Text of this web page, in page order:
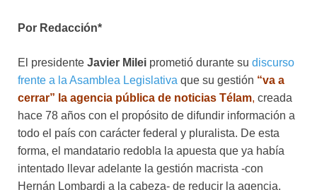
Por Redacción*
El presidente Javier Milei prometió durante su discurso
frente a la Asamblea Legislativa que su gestión “va a
cerrar” la agencia pública de noticias Télam, creada
hace 78 años con el propósito de difundir información a
todo el país con carácter federal y pluralista. De esta
forma, el mandatario redobla la apuesta que ya había
intentado llevar adelante la gestión macrista -con
Hernán Lombardi a la cabeza- de reducir la agencia.